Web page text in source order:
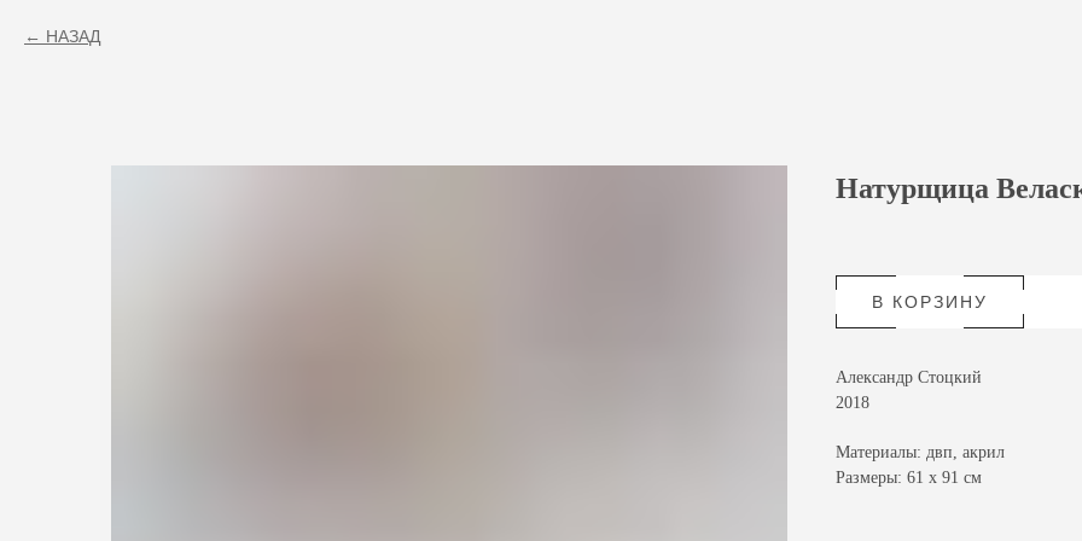
НАЗАД
Натурщица
В КОРЗИНУ
Александр Стоцкий
2018
Материалы: двп, акрил
Размеры: 61 х 91 см